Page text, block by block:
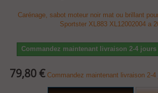
Carénage, sabot moteur noir mat ou brillant
Sportster XL883 XL12002004 a
Commandez maintenant livraison 2-4
79,80 € Commandez maintenant livraison 2-